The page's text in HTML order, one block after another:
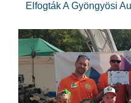
Elfogták A Gyöngyösi